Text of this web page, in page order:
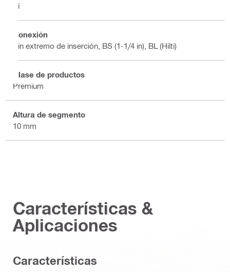
Sí
Conexión
Sin extremo de inserción, BS (1-1/4 in), BL (Hilti)
Clase de productos
Premium
Altura de segmento
10 mm
Características &
Aplicaciones
Características